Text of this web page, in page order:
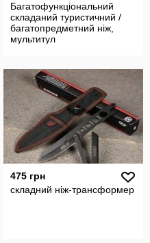
Багатофункціональний
складаний туристичний /
багатопредметний ніж,
мультитул
475 грн
складний ніж-трансформер